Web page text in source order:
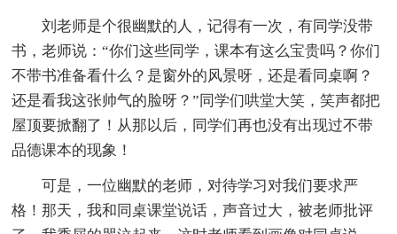
刘老师是个很幽默的人，记得有一次，有同学没带
书，老师说：“你们这些同学，课本有这么宝贵吗？你们
不带书准备看什么？是窗外的风景呀，还是看同桌啊？
还是看我这张帅气的脸呀？”同学们哄堂大笑，笑声都把
屋顶要掀翻了！从那以后，同学们再也没有出现过不带
品德课本的现象！
可是，一位幽默的老师，对待学习对我们要求严
格！那天，我和同桌课堂说话，声音过大，被老师批评